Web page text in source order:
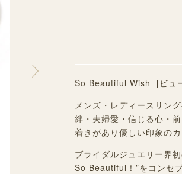
So Beautiful Wish [ビュ
メンズ・レディースリン
絆・夫婦愛・信じる心・
着きがあり優しい印象のカ
ブライダルジュエリー界
So Beautiful！”をコンセ